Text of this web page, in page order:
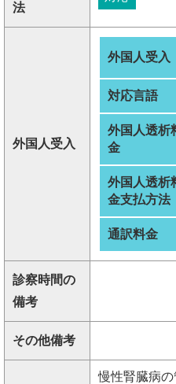
法
外国人受入
外国人受入
対応言語
外国人透析
金
外国人透析
金支払方法
通訳料金
診察時間の
備考
その他備考
慢性腎臓病